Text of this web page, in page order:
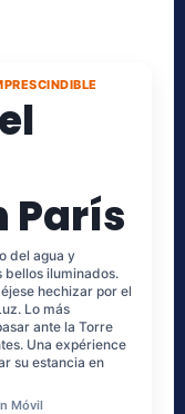
París
del agua y
bellos iluminados.
hechizar por el
Lo más
ante la Torre
Una expérience
su estancia en
Móvil